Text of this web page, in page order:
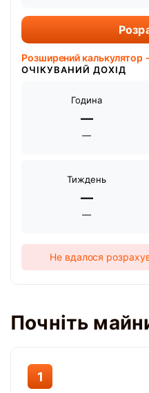
Розширений калькулятор
ОЧІКУВАНИЙ ДОХІД
Година
—
—
Тиждень
—
—
Не вдалося
Почніть
1